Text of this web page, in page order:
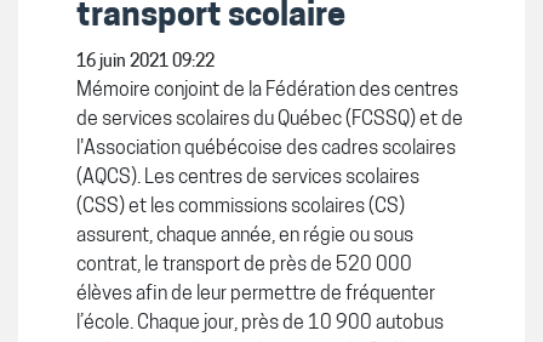
transport scolaire
16 juin 2021 09:22
Mémoire conjoint de la Fédération des centres
de services scolaires du Québec (FCSSQ) et de
l'Association québécoise des cadres scolaires
(AQCS). Les centres de services scolaires
(CSS) et les commissions scolaires (CS)
assurent, chaque année, en régie ou sous
contrat, le transport de près de 520 000
élèves afin de leur permettre de fréquenter
l’école. Chaque jour, près de 10 900 autobus